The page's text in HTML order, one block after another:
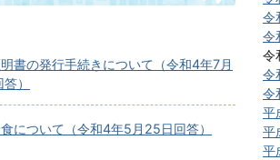
書の発行手続きについて（令和4年7⽉
）
について（令和4年5⽉25⽇回答）
令
令
令
令
令
平
平
平